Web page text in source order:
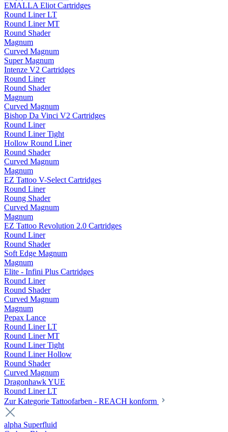
EMALLA Eliot Cartridges
Round Liner LT
Round Liner MT
Round Shader
Magnum
Curved Magnum
Super Magnum
Intenze V2 Cartridges
Round Liner
Round Shader
Magnum
Curved Magnum
Bishop Da Vinci V2 Cartridges
Round Liner
Round Liner Tight
Hollow Round Liner
Round Shader
Curved Magnum
Magnum
EZ Tattoo V-Select Cartridges
Round Liner
Roung Shader
Curved Magnum
Magnum
EZ Tattoo Revolution 2.0 Cartridges
Round Liner
Round Shader
Soft Edge Magnum
Magnum
Elite - Infini Plus Cartridges
Round Liner
Round Shader
Curved Magnum
Magnum
Pepax Lance
Round Liner LT
Round Liner MT
Round Liner Tight
Round Liner Hollow
Round Shader
Curved Magnum
Dragonhawk YUE
Round Liner LT
Zur Kategorie Tattoofarben - REACH konform
alpha Superfluid